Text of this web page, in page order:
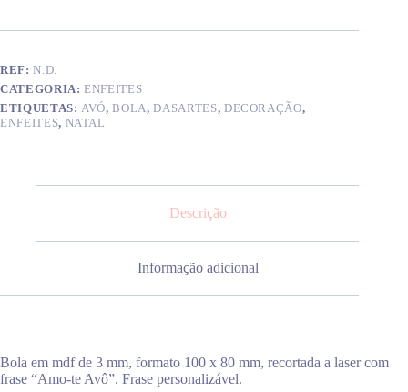
REF:N.D.
CATEGORIA:ENFEITES
ETIQUETAS:AVÓ,BOLA,DASARTES, DECORAÇÃO,
ENFEITES, NATAL
Descrição
Informação adicional
Bola em mdf de 3 mm, formato 100 x 80 mm, recortada a laser com
frase “Amo-te Avô”. Frase personalizável.